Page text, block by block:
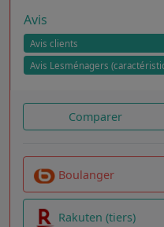
Avis
Avis clients
Avis Lesménagers
Comparer
Boulanger
Rakuten (tiers)